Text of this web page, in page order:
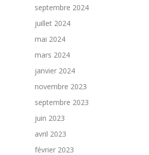
septembre 2024
juillet 2024
mai 2024
mars 2024
janvier 2024
novembre 2023
septembre 2023
juin 2023
avril 2023
février 2023